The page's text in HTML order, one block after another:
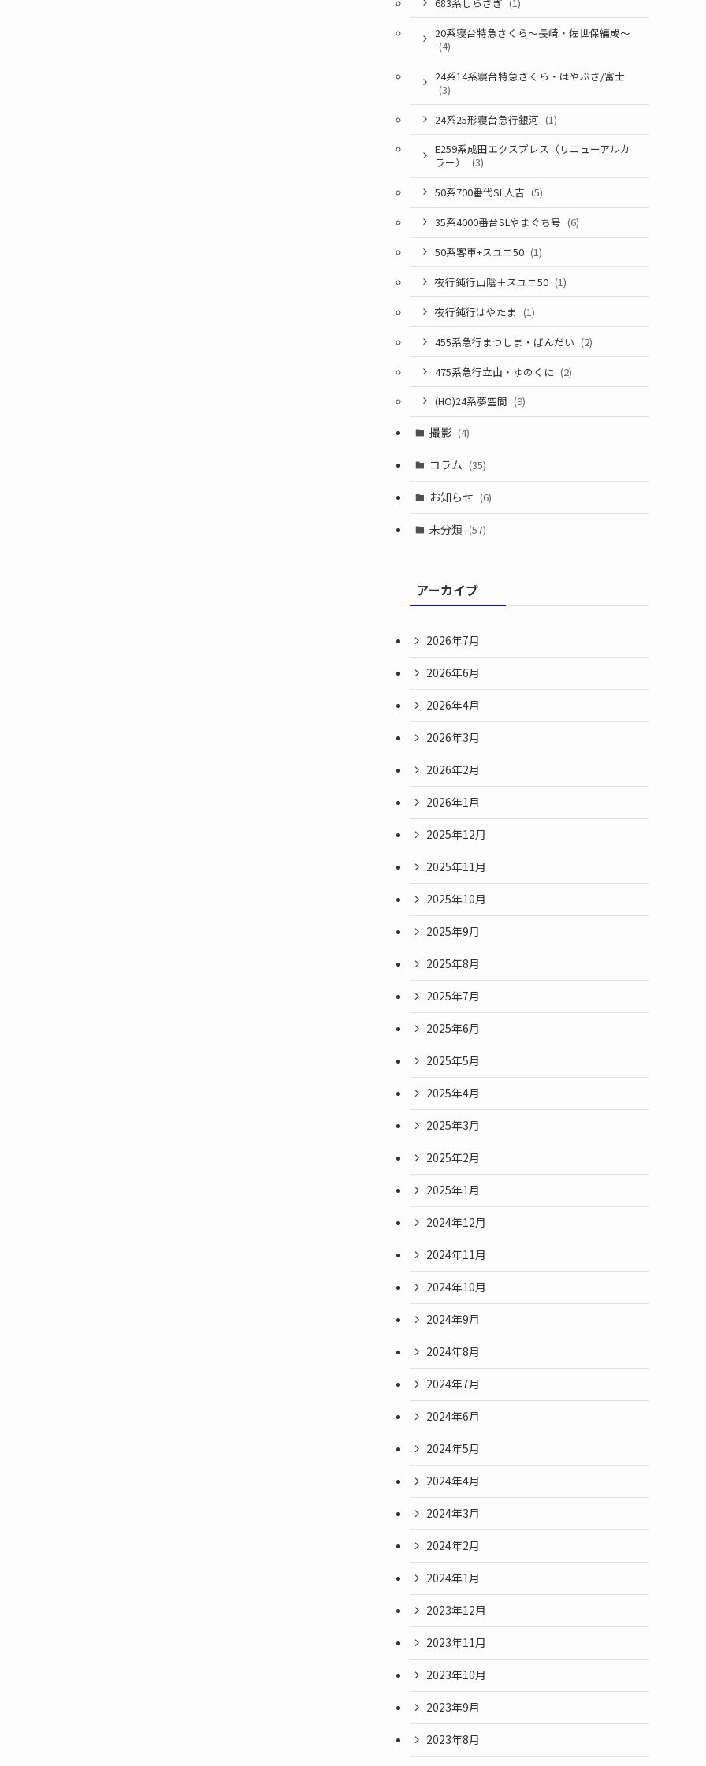
20系寝台特急さくら～長崎・佐世保編成～
(4)
24系14系寝台特急さくら・はやぶさ/富士
(3)
24系25形寝台急行銀河 (1)
E259系成田エクスプレス（リニューアルカ
ラー）
(3)
50系700番代SL人吉 (5)
35系4000番台SLやまぐち号 (6)
50系客車+スユニ50 (1)
夜行鈍行山陰＋スユニ50 (1)
夜行鈍行はやたま (1)
455系急行まつしま・ばんだい (2)
475系急行立山・ゆのくに (2)
(HO)24系夢空間 (9)
撮影 (4)
コラム (35)
お知らせ (6)
未分類 (57)
アーカイブ
2026年7月
2026年6月
2026年4月
2026年3月
2026年2月
2026年1月
2025年12月
2025年11月
2025年10月
2025年9月
2025年8月
2025年7月
2025年6月
2025年5月
2025年4月
2025年3月
2025年2月
2025年1月
2024年12月
2024年11月
2024年10月
2024年9月
2024年8月
2024年7月
2024年6月
2024年5月
2024年4月
2024年3月
2024年2月
2024年1月
2023年12月
2023年11月
2023年10月
2023年9月
2023年8月